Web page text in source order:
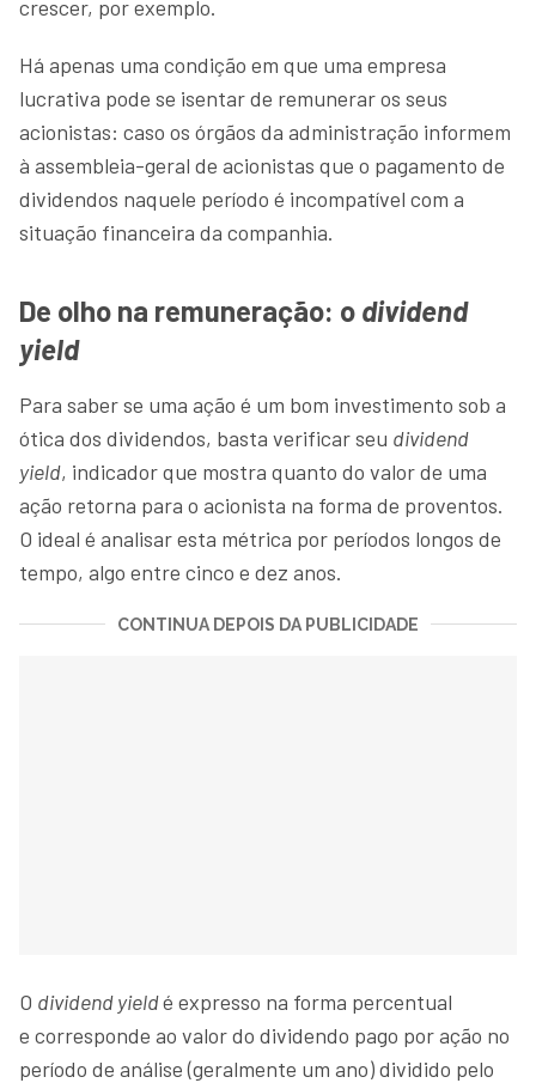
crescer, por exemplo.
Há apenas uma condição em que uma empresa
lucrativa pode se isentar de remunerar os seus
acionistas: caso os órgãos da administração informem
à assembleia-geral de acionistas que o pagamento de
dividendos naquele período é incompatível com a
situação financeira da companhia.
De olho na remuneração: o dividend
yield
Para saber se uma ação é um bom investimento sob a
ótica dos dividendos, basta verificar seu dividend
yield, indicador que mostra quanto do valor de uma
ação retorna para o acionista na forma de proventos.
O ideal é analisar esta métrica por períodos longos de
tempo, algo entre cinco e dez anos.
CONTINUA DEPOIS DA PUBLICIDADE
O dividend yieldé expresso na forma percentual
e corresponde ao valor do dividendo pago por ação no
período de análise (geralmente um ano) dividido pelo